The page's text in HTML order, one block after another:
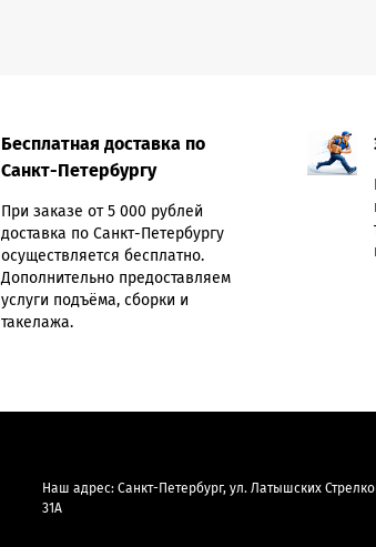
Бесплатная доставка по
Санкт-Петербургу
При заказе от 5 000 рублей
доставка по Санкт-Петербургу
осуществляется бесплатно.
Дополнительно предоставляем
услуги подъёма, сборки и
такелажа.
Наш адрес: Санкт-Петербург, ул. Латышских
31А